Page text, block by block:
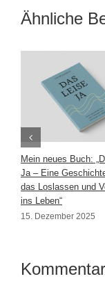
Ähnliche
Mein neues Buch:
Ja – Eine
das Loslassen und
ins Leben“
15. Dezember 2025